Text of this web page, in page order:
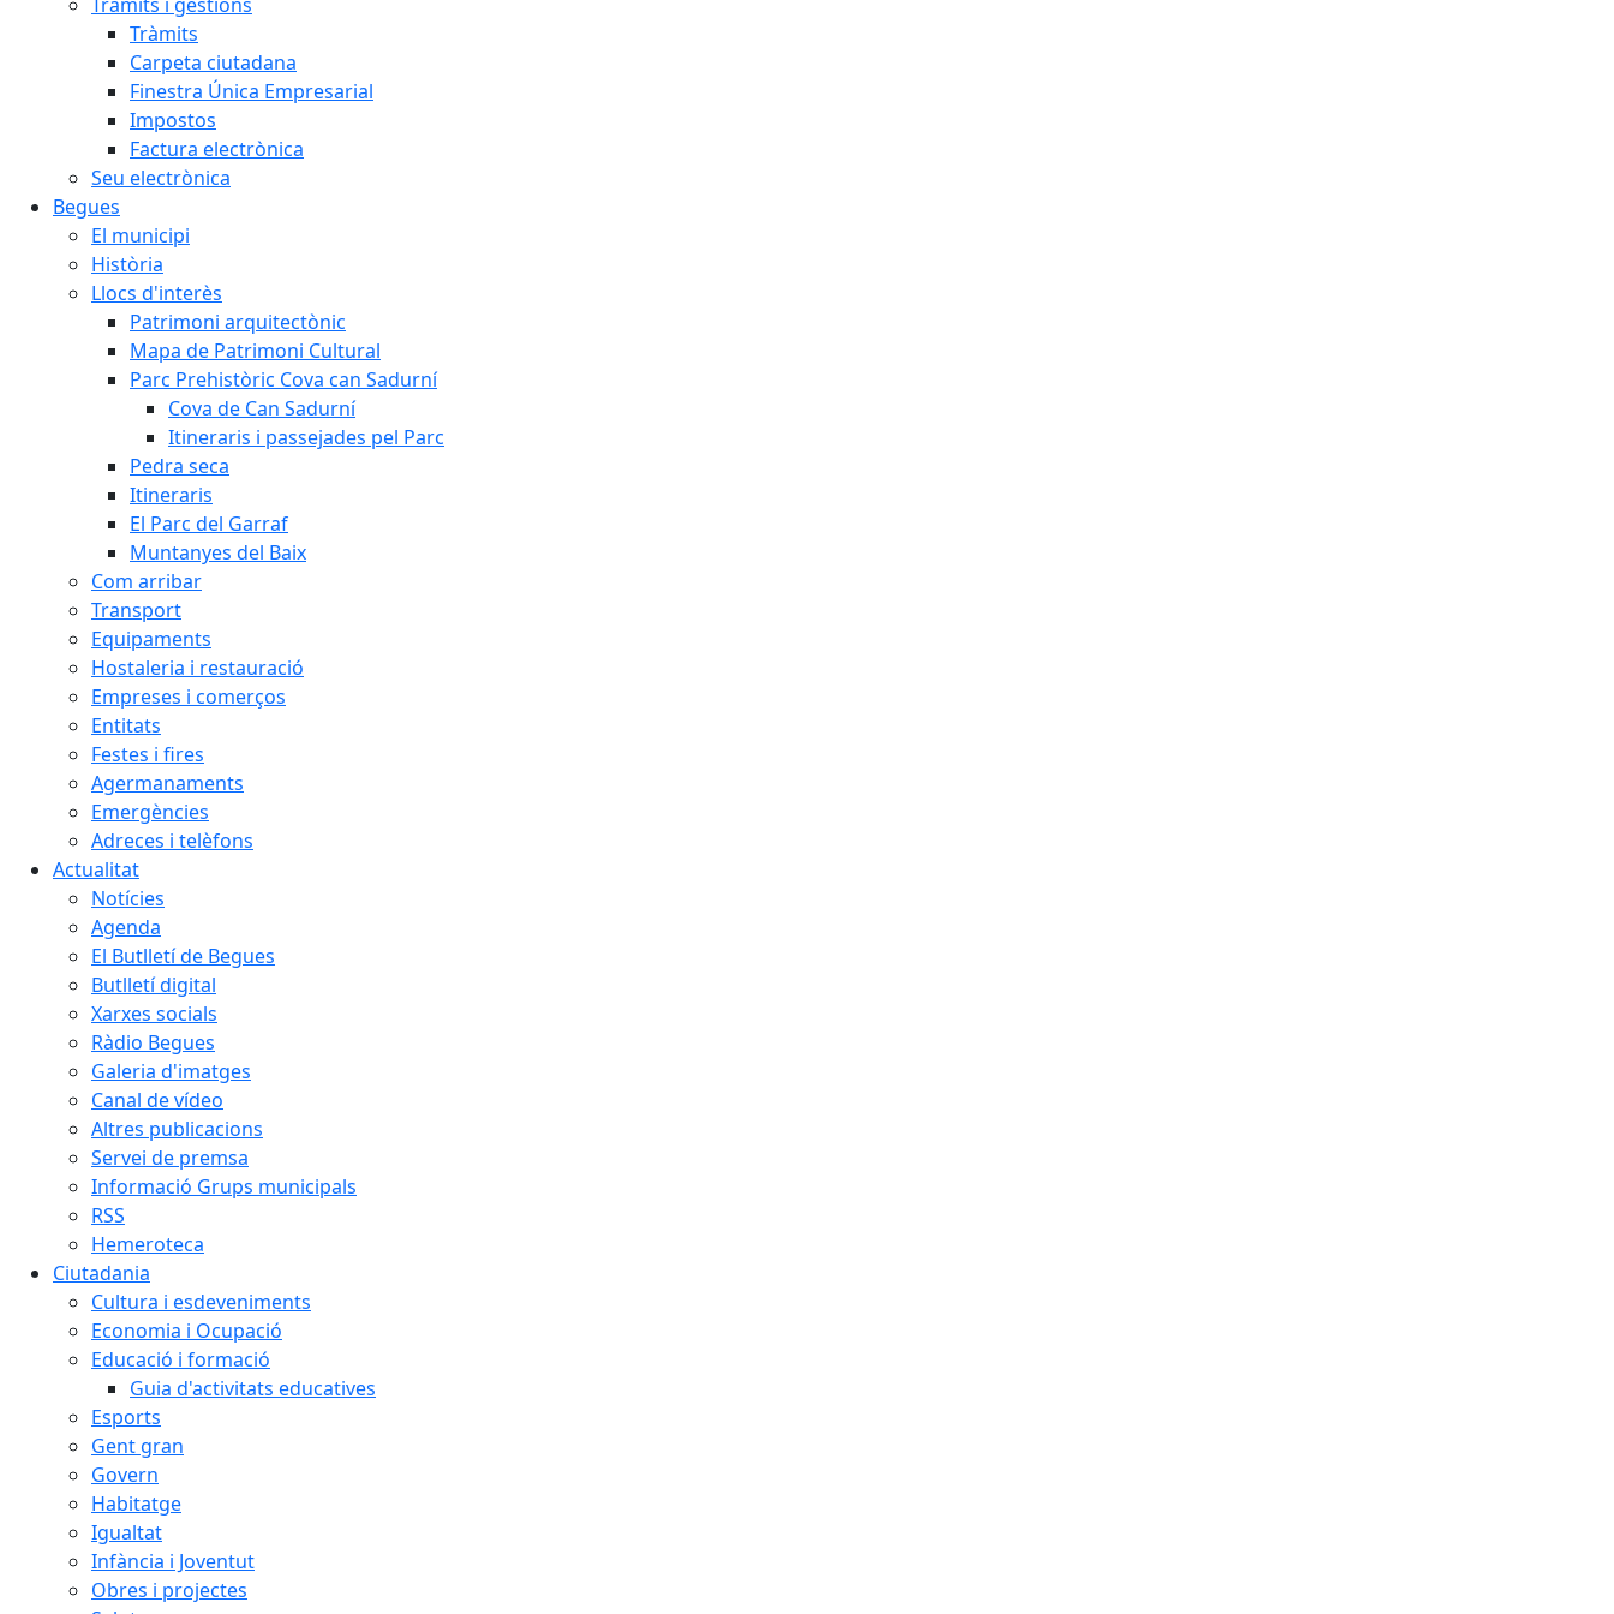
Tràmits
Carpeta ciutadana
Finestra Única Empresarial
Impostos
Factura electrònica
Seu electrònica
Begues
El municipi
Història
Llocs d'interès
Patrimoni arquitectònic
Mapa de Patrimoni Cultural
Parc Prehistòric Cova can Sadurní
Cova de Can Sadurní
Itineraris i passejades pel Parc
Pedra seca
Itineraris
El Parc del Garraf
Muntanyes del Baix
Com arribar
Transport
Equipaments
Hostaleria i restauració
Empreses i comerços
Entitats
Festes i fires
Agermanaments
Emergències
Adreces i telèfons
Actualitat
Notícies
Agenda
El Butlletí de Begues
Butlletí digital
Xarxes socials
Ràdio Begues
Galeria d'imatges
Canal de vídeo
Altres publicacions
Servei de premsa
Informació Grups municipals
RSS
Hemeroteca
Ciutadania
Cultura i esdeveniments
Economia i Ocupació
Educació i formació
Guia d'activitats educatives
Esports
Gent gran
Govern
Habitatge
Igualtat
Infància i Joventut
Obres i projectes